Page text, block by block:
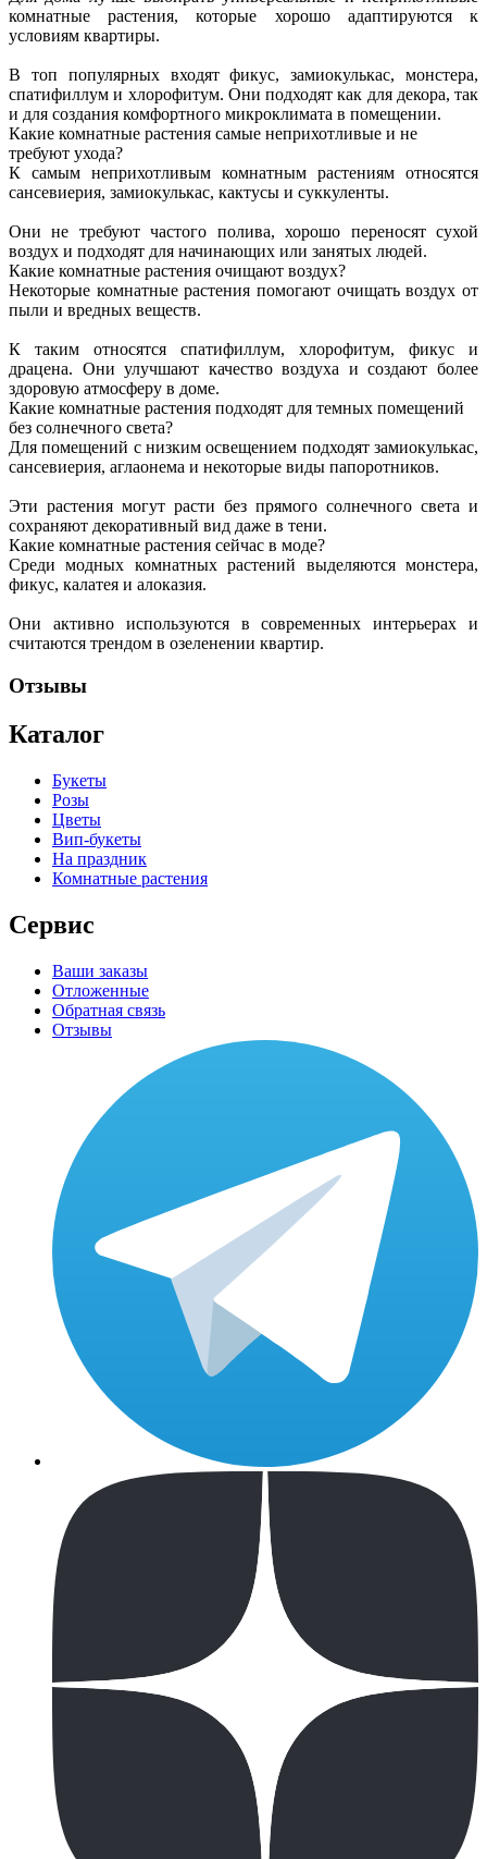
комнатные растения, которые хорошо адаптируются к
условиям квартиры.
В топ популярных входят фикус, замиокулькас, монстера,
спатифиллум и хлорофитум. Они подходят как для декора, так
и для создания комфортного микроклимата в помещении.
Какие комнатные растения самые неприхотливые и не
требуют ухода?
К самым неприхотливым комнатным растениям относятся
сансевиерия, замиокулькас, кактусы и суккуленты.
Они не требуют частого полива, хорошо переносят сухой
воздух и подходят для начинающих или занятых людей.
Какие комнатные растения очищают воздух?
Некоторые комнатные растения помогают очищать воздух от
пыли и вредных веществ.
К таким относятся спатифиллум, хлорофитум, фикус и
драцена. Они улучшают качество воздуха и создают более
здоровую атмосферу в доме.
Какие комнатные растения подходят для темных помещений
без солнечного света?
Для помещений с низким освещением подходят замиокулькас,
сансевиерия, аглаонема и некоторые виды папоротников.
Эти растения могут расти без прямого солнечного света и
сохраняют декоративный вид даже в тени.
Какие комнатные растения сейчас в моде?
Среди модных комнатных растений выделяются монстера,
фикус, калатея и алоказия.
Они активно используются в современных интерьерах и
считаются трендом в озеленении квартир.
Отзывы
Каталог
Букеты
Розы
Цветы
Вип-букеты
На праздник
Комнатные растения
Сервис
Ваши заказы
Отложенные
Обратная связь
Отзывы